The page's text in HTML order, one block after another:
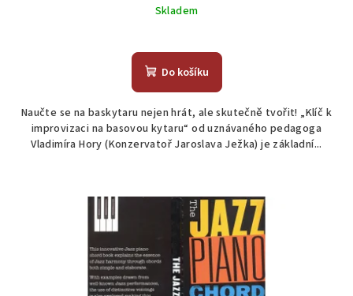
Skladem
Do košíku
Naučte se na baskytaru nejen hrát, ale skutečně tvořit! „Klíč k
improvizaci na basovou kytaru“ od uznávaného pedagoga
Vladimíra Hory (Konzervatoř Jaroslava Ježka) je základní...